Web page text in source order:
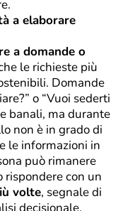
a elaborare
a domande o
le richieste più
Domande
o “Vuoi sederti
banali, ma durante
non è in grado di
le informazioni in
può rimanere
con un
volte, segnale di